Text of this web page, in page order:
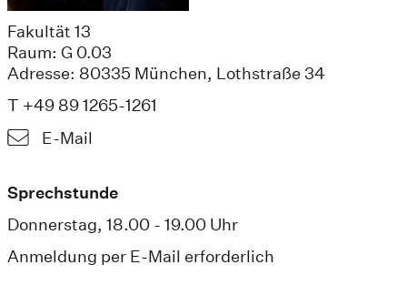
Fakultät 13
Raum: G 0.03
Adresse: 80335 München, Lothstraße 34
T +49 89 1265-1261
E-Mail
Sprechstunde
Donnerstag, 18.00 - 19.00 Uhr
Anmeldung per E-Mail erforderlich